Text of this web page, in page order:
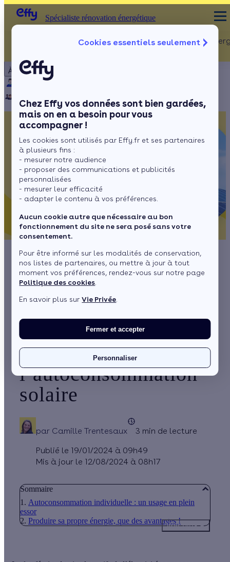
Cookies essentiels seulement
Chez Effy vos données sont bien gardées,
mais on en a besoin pour vous
accompagner !
Les cookies sont utilisés par Effy.fr et ses partenaires
à plusieurs fins :
- mesurer notre audience
- proposer des communications et publicités
personnalisées
- mesurer leur efficacité
- adapter le contenu à vos préférences.
Aucun cookie autre que nécessaire au bon
fonctionnement du site ne sera posé sans votre
consentement.
Pour être informé sur les modalités de conservation,
nos listes de partenaires, ou mettre à jour à tout
moment vos préférences, rendez-vous sur notre page
Politique des cookies
En savoir plus surVie Privée
Fermer et accepter
Personnaliser
À propos
Notre équipe
Rejoignez-nous Presse
Spécialiste rénovation énergétique Rénovation
Murs
Fenêtres
Sols
Spécialiste rénovation énergétique
Augmentation du
prix de l’électricité :
Français se tournent
vers
l’autoconsommation
solaire
par Camille Trentesaux
Publié le 19/01/2024 à 09h49
Mis à jour le 12/08/2024 à 08h17
3 min de lecture
Sommaire
Autoconsommation individuelle : un usage en plein
essor
Produire sa propre énergie, que des avantages !
Voir plus